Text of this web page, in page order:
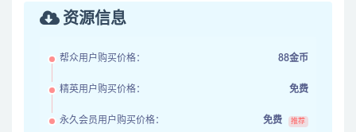
资源信息
帮众用户购买价格： 88金币
精英用户购买价格： 免费
永久会员用户购买价格： 免费 推荐